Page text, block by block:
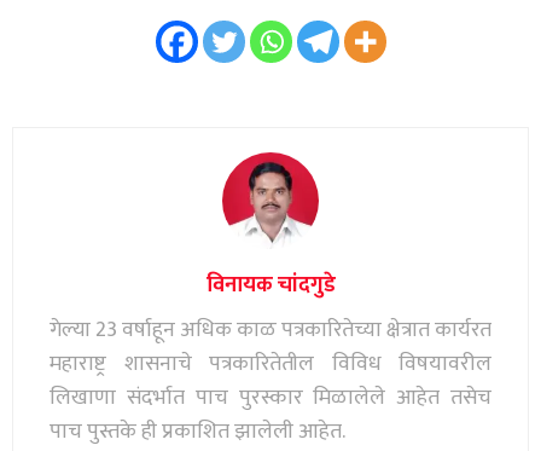
विनायक चांदगुडे
गेल्या 23 वर्षाहून अधिक काळ पत्रकारितेच्या क्षेत्रात कार्यरत
महाराष्ट्र शासनाचे पत्रकारितेतील विविध विषयावरील
लिखाणा संदर्भात पाच पुरस्कार मिळालेले आहेत तसेच
पाच पुस्तके ही प्रकाशित झालेली आहेत.